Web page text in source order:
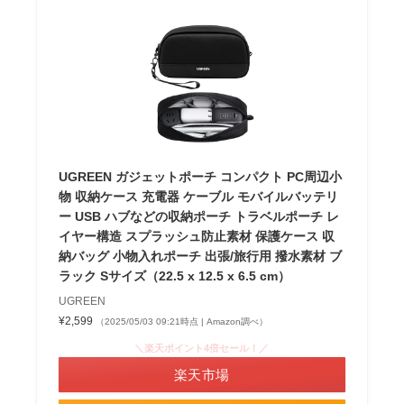
UGREEN ガジェットポーチ コンパクト PC周辺小
物 収納ケース 充電器 ケーブル モバイルバッテリ
ー USB ハブなどの収納ポーチ トラベルポーチ レ
イヤー構造 スプラッシュ防止素材 保護ケース 収
納バッグ 小物入れポーチ 出張/旅行用 撥水素材 ブ
ラック Sサイズ（22.5 x 12.5 x 6.5 cm）
UGREEN
¥2,599
（2025/05/03 09:21時点 | Amazon調べ）
＼楽天ポイント4倍セール！／
楽天市場